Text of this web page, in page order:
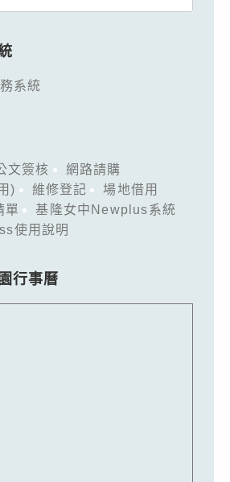
系統
文簽核
網路請購
)
維修登記
場地借用
單
基隆女中Newplus系統
使用說明
行事曆